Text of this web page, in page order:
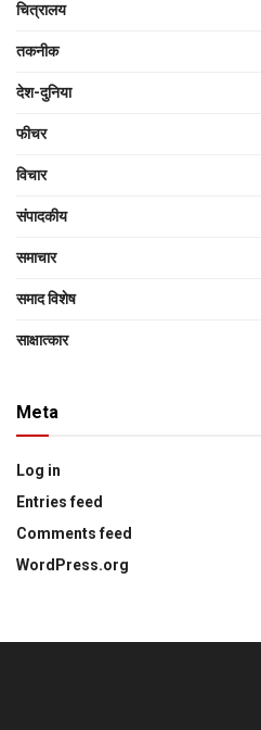
चित्रालय
तकनीक
देश-दुनिया
फीचर
विचार
संपादकीय
समाचार
समाद विशेष
साक्षात्‍कार
Meta
Log in
Entries feed
Comments feed
WordPress.org